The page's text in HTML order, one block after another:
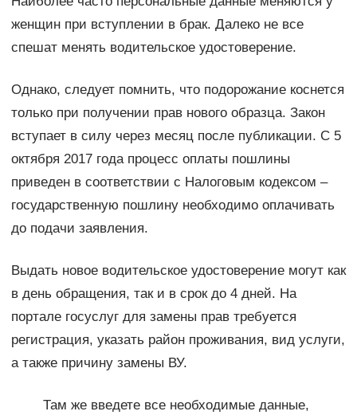
женщин при вступлении в брак. Далеко не все
спешат менять водительское удостоверение.
Однако, следует помнить, что подорожание коснется
только при получении прав нового образца. Закон
вступает в силу через месяц после публикации. C 5
октября 2017 года процесс оплаты пошлины
приведен в соответствии с Налоговым кодексом –
государственную пошлину необходимо оплачивать
до подачи заявления.
Выдать новое водительское удостоверение могут как
в день обращения, так и в срок до 4 дней. На
портале госуслуг для замены прав требуется
регистрация, указать район проживания, вид услуги,
а также причину замены ВУ.
Там же введете все необходимые данные,